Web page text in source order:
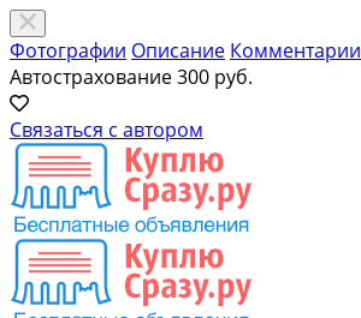
Фотографии Описание Комментарии
Автострахование300 руб.
Связаться с автором